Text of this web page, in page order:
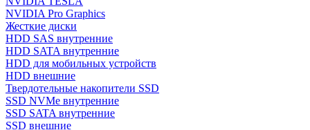
NVIDIA Pro Graphics
Жесткие диски
HDD SAS внутренние
HDD SATA внутренние
HDD для мобильных устройств
HDD внешние
Твердотельные накопители SSD
SSD NVMe внутренние
SSD SATA внутренние
SSD внешние